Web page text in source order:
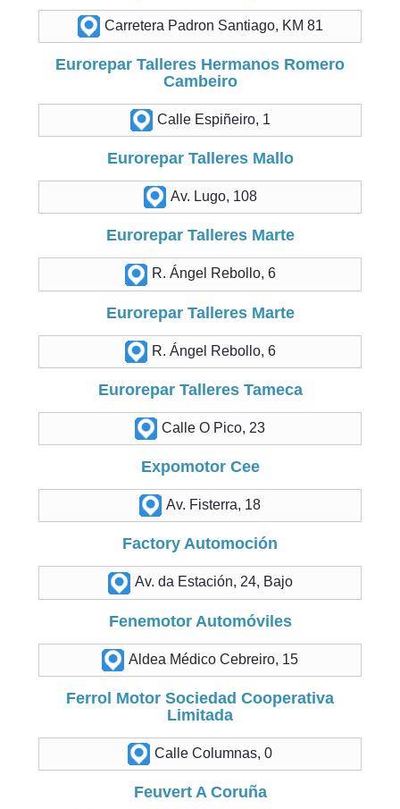
Carretera Padron Santiago, KM 81
Eurorepar Talleres Hermanos Romero
Cambeiro
Calle Espiñeiro, 1
Eurorepar Talleres Mallo
Av. Lugo, 108
Eurorepar Talleres Marte
R. Ángel Rebollo, 6
Eurorepar Talleres Marte
R. Ángel Rebollo, 6
Eurorepar Talleres Tameca
Calle O Pico, 23
Expomotor Cee
Av. Fisterra, 18
Factory Automoción
Av. da Estación, 24, Bajo
Fenemotor Automóviles
Aldea Médico Cebreiro, 15
Ferrol Motor Sociedad Cooperativa
Limitada
Calle Columnas, 0
Feuvert A Coruña